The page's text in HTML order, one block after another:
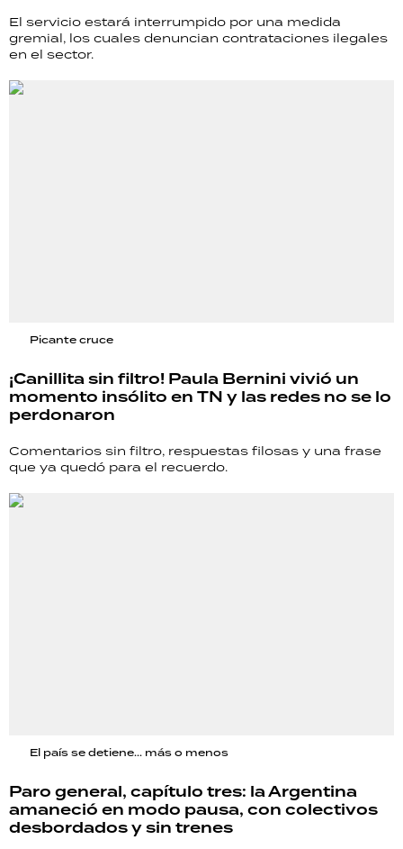
El servicio estará interrumpido por una medida
gremial, los cuales denuncian contrataciones ilegales
en el sector.
Picante cruce
¡Canillita sin filtro! Paula Bernini vivió un
momento insólito en TN y las redes no se lo
perdonaron
Comentarios sin filtro, respuestas filosas y una frase
que ya quedó para el recuerdo.
El país se detiene... más o menos
Paro general, capítulo tres: la Argentina
amaneció en modo pausa, con colectivos
desbordados y sin trenes
RECETAS
HORÓSCOPO